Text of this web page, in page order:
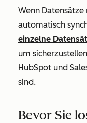
Wenn
automatisch
einzelne
um
HubSpot und
sind.
Bevor Sie